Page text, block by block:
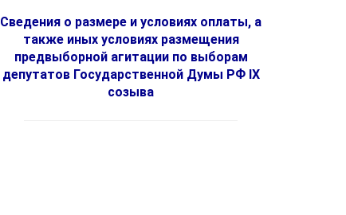
Сведения о размере и условиях оплаты, а
также иных условиях размещения
предвыборной агитации по выборам
депутатов Государственной Думы РФ IX
созыва